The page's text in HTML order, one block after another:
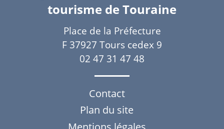
tourisme de Touraine
Place de la Préfecture
F 37927 Tours cedex 9
02 47 31 47 48
Contact
Plan du site